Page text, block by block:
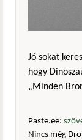
Jó sokat
hogy
„Minden
Paste.ee:
Nincs még